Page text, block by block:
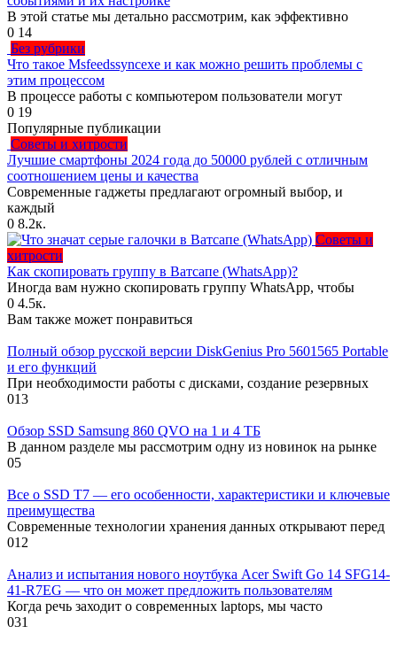
В этой статье мы детально рассмотрим, как эффективно
0 14
Без рубрики
Что такое Msfeedssyncexe и как можно решить проблемы с
этим процессом
В процессе работы с компьютером пользователи могут
0 19
Популярные публикации
Советы и хитрости
Лучшие смартфоны 2024 года до 50000 рублей с отличным
соотношением цены и качества
Современные гаджеты предлагают огромный выбор, и
каждый
0 8.2к.
Советы и
хитрости
Как скопировать группу в Ватсапе (WhatsApp)?
Иногда вам нужно скопировать группу WhatsApp, чтобы
0 4.5к.
Вам также может понравиться
Полный обзор русской версии DiskGenius Pro 5601565 Portable
и его функций
При необходимости работы с дисками, создание резервных
013
Обзор SSD Samsung 860 QVO на 1 и 4 ТБ
В данном разделе мы рассмотрим одну из новинок на рынке
05
Все о SSD T7 — его особенности, характеристики и ключевые
преимущества
Современные технологии хранения данных открывают перед
012
Анализ и испытания нового ноутбука Acer Swift Go 14 SFG14-
41-R7EG — что он может предложить пользователям
Когда речь заходит о современных laptops, мы часто
031